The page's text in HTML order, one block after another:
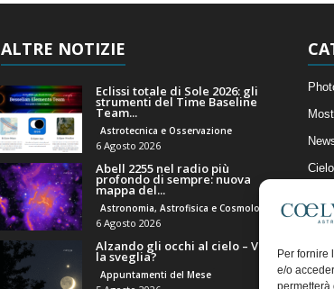
Per fornire
e/o
permetterà
ALTRE NOTIZIE
Eclissi totale di Sole 2026: gli
strumenti del Time Baseline
Team...
Astrotecnica e Osservazione
6 Agosto 2026
Abell 2255 nel radio più
profondo di sempre: nuova
mappa del...
Astronomia, Astrofisica e Cosmologia
6 Agosto 2026
Alzando gli occhi al cielo – Vale
la sveglia?
Appuntamenti del Mese
Il